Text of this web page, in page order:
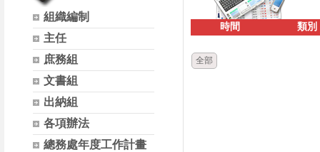
組織編制
主任
庶務組
文書組
出納組
各項辦法
總務處年度工作計畫
時間 類別
全部